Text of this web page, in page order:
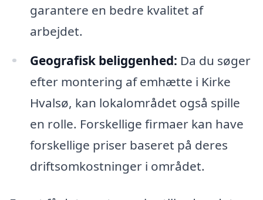
garantere en bedre kvalitet af
arbejdet.
Geografisk beliggenhed: Da du søger
efter montering af emhætte i Kirke
Hvalsø, kan lokalområdet også spille
en rolle. Forskellige firmaer kan have
forskellige priser baseret på deres
driftsomkostninger i området.